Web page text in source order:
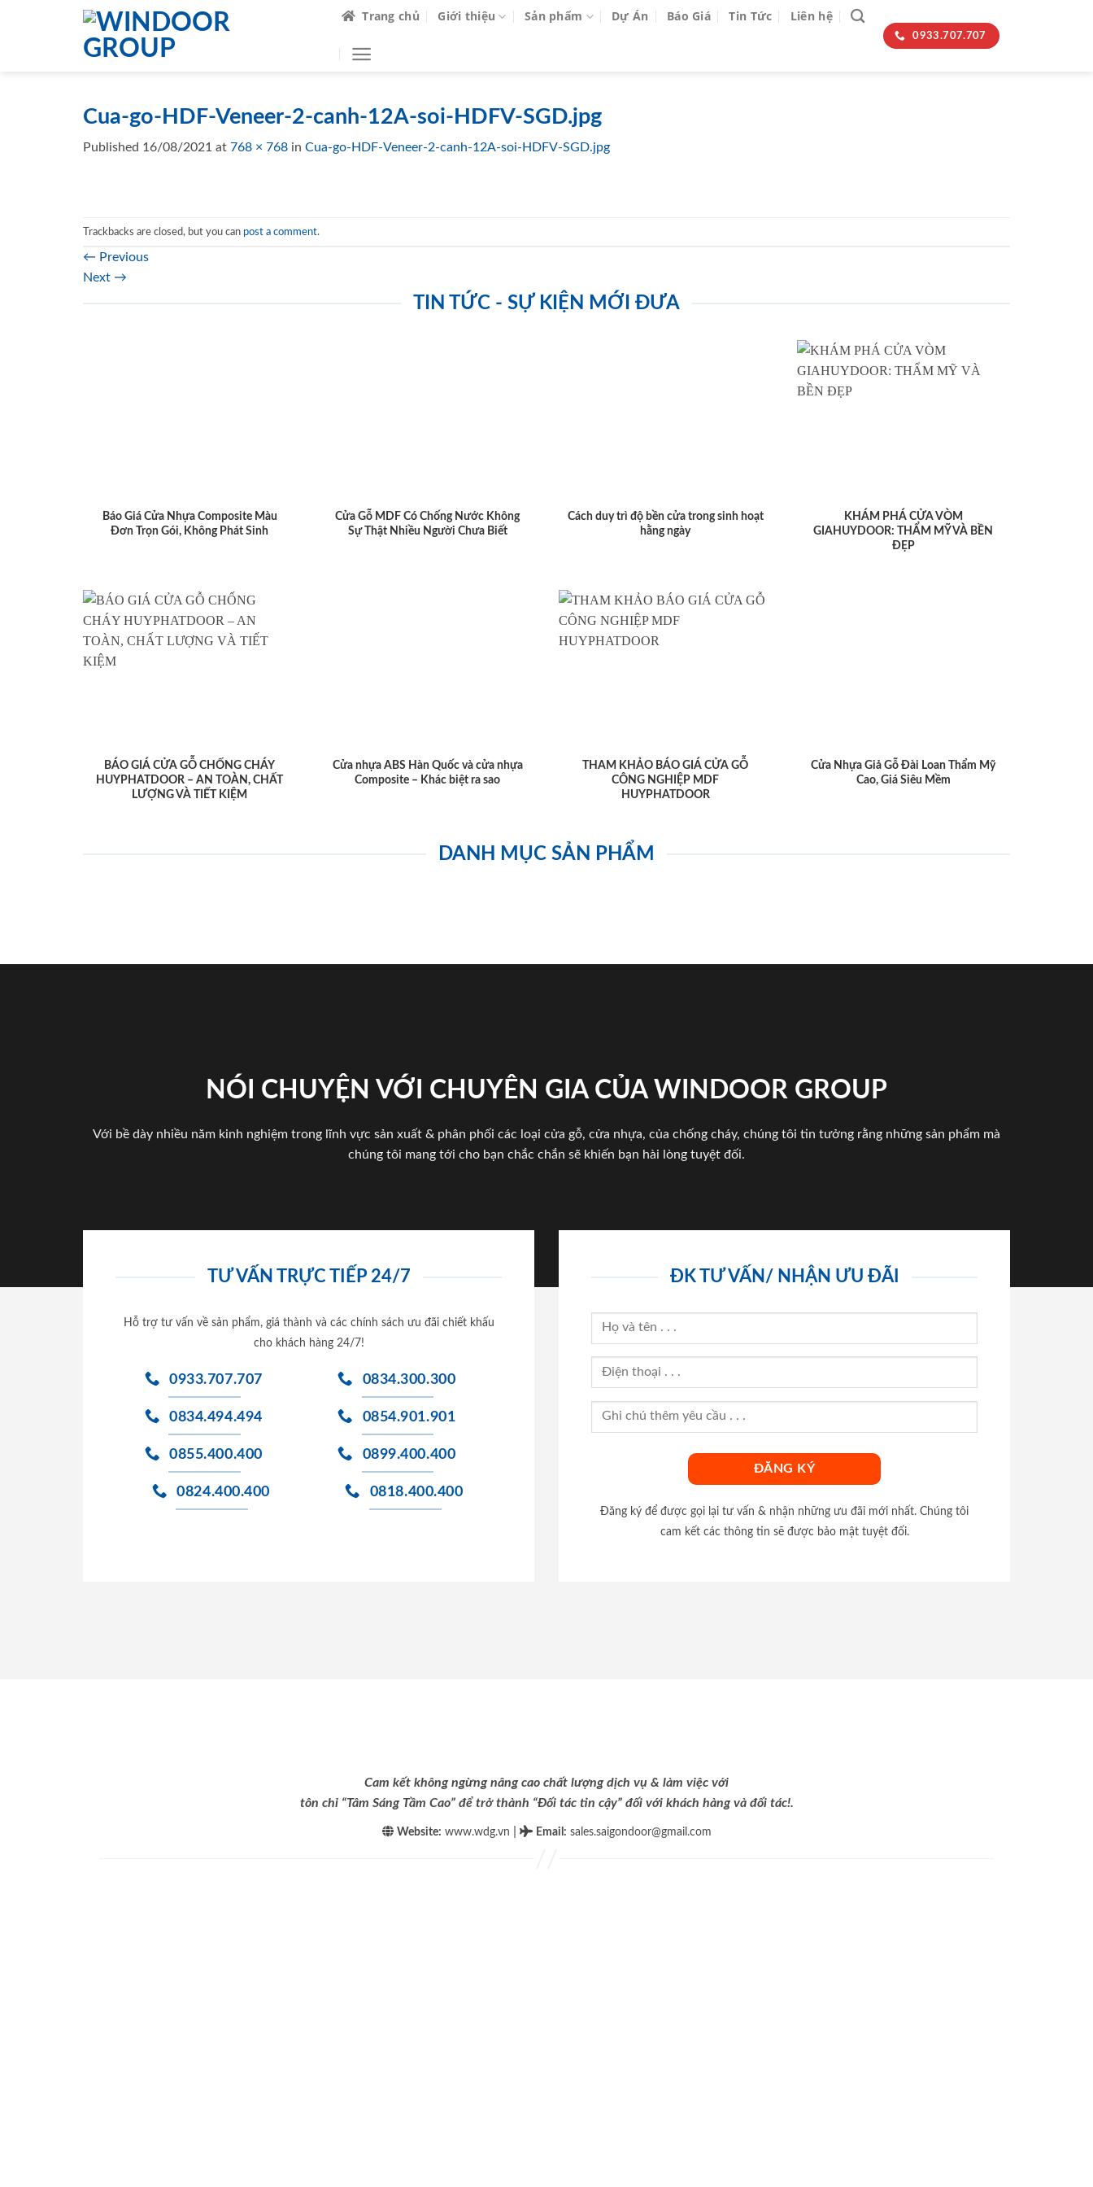
Trang chủ Giới thiệu Sản phẩm Dự Án Báo Giá Tin Tức Liên hệ
0933.707.707
Cua-go-HDF-Veneer-2-canh-12A-soi-HDFV-SGD.jpg
Published 16/08/2021 at 768 × 768 in Cua-go-HDF-Veneer-2-canh-12A-soi-HDFV-SGD.jpg
Trackbacks are closed, but you can post a comment.
← Previous
Next →
TIN TỨC - SỰ KIỆN MỚI ĐƯA
Báo Giá Cửa Nhựa Composite Màu
Đơn Trọn Gói, Không Phát Sinh
Cửa Gỗ MDF Có Chống Nước Không
Sự Thật Nhiều Người Chưa Biết
Cách duy trì độ bền cửa trong sinh hoạt
hằng ngày
KHÁM PHÁ CỬA VÒM
GIAHUYDOOR: THẨM MỸ VÀ BỀN
ĐẸP
BÁO GIÁ CỬA GỖ CHỐNG CHÁY
HUYPHATDOOR – AN TOÀN, CHẤT
LƯỢNG VÀ TIẾT KIỆM
Cửa nhựa ABS Hàn Quốc và cửa nhựa
Composite – Khác biệt ra sao
THAM KHẢO BÁO GIÁ CỬA GỖ
CÔNG NGHIỆP MDF
HUYPHATDOOR
Cửa Nhựa Giả Gỗ Đài Loan Thẩm Mỹ
Cao, Giá Siêu Mềm
DANH MỤC SẢN PHẨM
NÓI CHUYỆN VỚI CHUYÊN GIA CỦA WINDOOR GROUP
Với bề dày nhiều năm kinh nghiệm trong lĩnh vực sản xuất & phân phối các loại cửa gỗ, cửa nhựa, của chống cháy, chúng tôi tin tưởng rằng những sản phẩm mà
chúng tôi mang tới cho bạn chắc chắn sẽ khiến bạn hài lòng tuyệt đối.
TƯ VẤN TRỰC TIẾP 24/7
Hỗ trợ tư vấn về sản phẩm, giá thành và các chính sách ưu đãi chiết khấu
cho khách hàng 24/7!
0933.707.707
0834.494.494
0855.400.400
0824.400.400
0834.300.300
0854.901.901
0899.400.400
0818.400.400
ĐK TƯ VẤN/ NHẬN ƯU ĐÃI
Đăng ký để được gọi lại tư vấn & nhận những ưu đãi mới nhất. Chúng tôi
cam kết các thông tin sẽ được bảo mật tuyệt đối.
Cam kết không ngừng nâng cao chất lượng dịch vụ & làm việc với
tôn chỉ “Tâm Sáng Tầm Cao” để trở thành “Đối tác tin cậy” đối với khách hàng và đối tác!.
Website: www.wdg.vn Email : sales.saigondoor@gmail.com